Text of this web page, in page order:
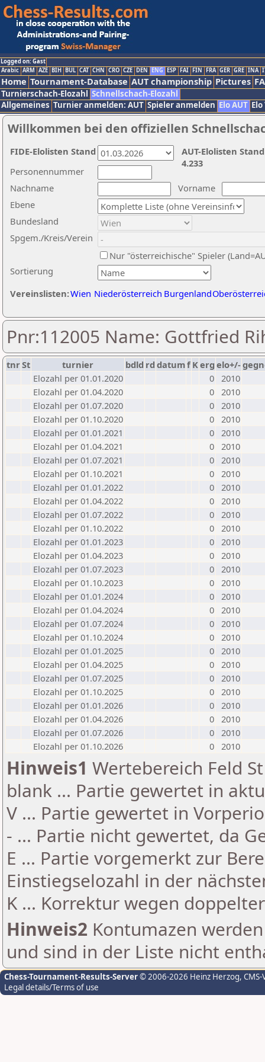
Logged on: Gast
Arabic ARM AZE BIH BUL CAT CHN CRO CZE DEN ENG ESP FAI FIN FRA GER GRE INA
Home Tournament-Database AUT championship Pictures
Turnierschach-Elozahl Schnellschach-Elozahl
Allgemeines Turnier anmelden: AUT Spieler anmelden Elo AUT
Willkommen bei den offiziellen
Nachname
Vorname
Ebene
Sortierung
Personennummer
Bundesland
Spgem./Kreis/Verein
Nur "österreichische" Spieler
Vereinslisten:Wien Niederösterreich Burgenland
AUT-Elolisten
4.233
FIDE-Elolisten Stand
Pnr:112005 Name: Gottfried
tnrSt turnier bdld rd datumf Kerg elo+/-
Elozahl per 01.01.2020
0 2010
Elozahl per 01.04.2020
0 2010
Elozahl per 01.07.2020
0 2010
Elozahl per 01.10.2020
0 2010
Elozahl per 01.01.2021
0 2010
Elozahl per 01.04.2021
0 2010
Elozahl per 01.07.2021
0 2010
Elozahl per 01.10.2021
0 2010
Elozahl per 01.01.2022
0 2010
Elozahl per 01.04.2022
0 2010
Elozahl per 01.07.2022
0 2010
Elozahl per 01.10.2022
0 2010
Elozahl per 01.01.2023
0 2010
Elozahl per 01.04.2023
0 2010
Elozahl per 01.07.2023
0 2010
Elozahl per 01.10.2023
0 2010
Elozahl per 01.01.2024
0 2010
Elozahl per 01.04.2024
0 2010
Elozahl per 01.07.2024
0 2010
Elozahl per 01.10.2024
0 2010
Elozahl per 01.01.2025
0 2010
Elozahl per 01.04.2025
0 2010
Elozahl per 01.07.2025
0 2010
Elozahl per 01.10.2025
0 2010
Elozahl per 01.01.2026
0 2010
Elozahl per 01.04.2026
0 2010
Elozahl per 01.07.2026
0 2010
Elozahl per 01.10.2026
0 2010
Hinweis1 Wertebereich Feld
blank ... Partie gewertet in
V ... Partie gewertet in
- ... Partie nicht gewertet, da
E ... Partie vorgemerkt zur
Einstiegselozahl in der
K ... Korrektur wegen
Hinweis2 Kontumazen
und sind in der Liste nicht
Chess-Tournament-Results-Server© 2006-2026 Heinz Herzog,
Legal details/Terms of use